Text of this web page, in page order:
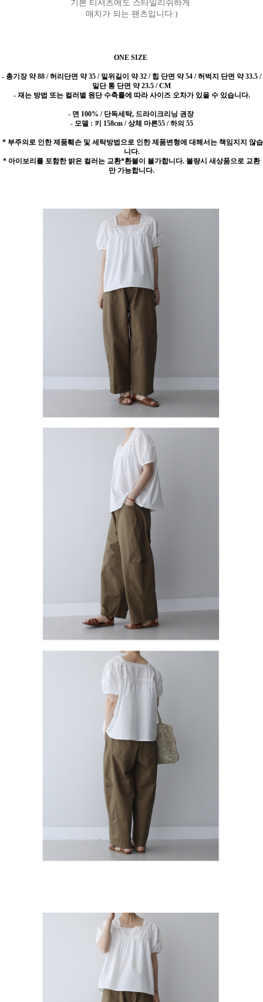
기본 티셔츠에도 스타일리쉬하게
매치가 되는 팬츠입니다:)
ONE SIZE
- 총기장 약 88 / 허리단면 약 35 / 밑위길이 약 32 / 힙 단면 약 54 / 허벅지 단면 약 33.5 /
밑단 통 단면 약 23.5 / CM
- 재는 방법 또는 컬러별 원단 수축률에 따라 사이즈 오차가 있을 수 있습니다.
- 면 100% / 단독세탁, 드라이크리닝 권장
- 모델 : 키 158cm / 상체 마른55 / 하의 55
* 부주의로 인한 제품훼손 및 세탁방법으로 인한 제품변형에 대해서는 책임지지 않습
니다.
* 아이보리를 포함한 밝은 컬러는 교환*환불이 불가합니다. 불량시 새상품으로 교환
만 가능합니다.